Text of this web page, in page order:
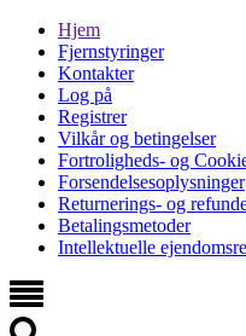
Hjem
Fjernstyringer
Kontakter
Log på
Registrer
Vilkår og betingelser
Fortroligheds- og
Forsendelsesoplysninger
Returnerings- og
Betalingsmetoder
Intellektuelle